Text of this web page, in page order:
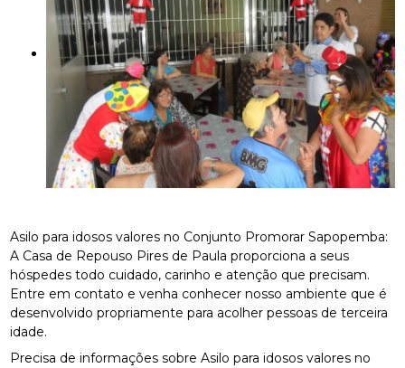
Asilo para idosos valores no Conjunto Promorar Sapopemba:
A Casa de Repouso Pires de Paula proporciona a seus
hóspedes todo cuidado, carinho e atenção que precisam.
Entre em contato e venha conhecer nosso ambiente que é
desenvolvido propriamente para acolher pessoas de terceira
idade.
Precisa de informações sobre Asilo para idosos valores no